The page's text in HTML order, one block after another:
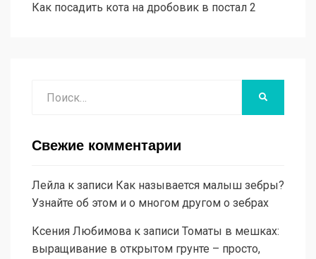
Как посадить кота на дробовик в постал 2
Свежие комментарии
Лейла к записи Как называется малыш зебры?
Узнайте об этом и о многом другом о зебрах
Ксения Любимова к записи Томаты в мешках:
выращивание в открытом грунте – просто,